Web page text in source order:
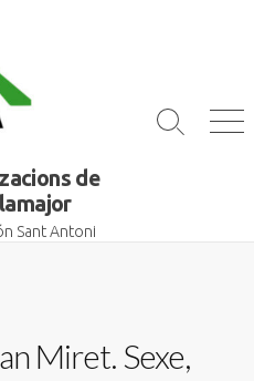
de
Sant Antoni
Search
Miret. Sexe,